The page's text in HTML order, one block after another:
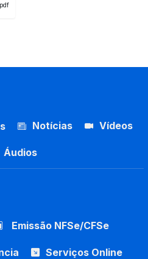
Notícias Vídeos
Áudios
Emissão NFSe/CFSe
Serviços Online